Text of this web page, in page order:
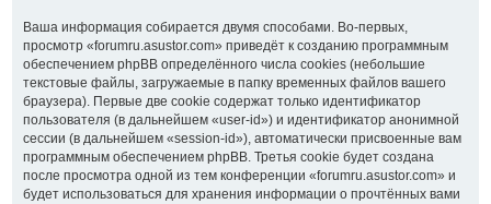
Ваша информация собирается двумя способами. Во-первых,
просмотр «forumru.asustor.com» приведёт к созданию программным
обеспечением phpBB определённого числа cookies (небольшие
текстовые файлы, загружаемые в папку временных файлов вашего
браузера). Первые две cookie содержат только идентификатор
пользователя (в дальнейшем «user-id») и идентификатор анонимной
сессии (в дальнейшем «session-id»), автоматически присвоенные вам
программным обеспечением phpBB. Третья cookie будет создана
после просмотра одной из тем конференции «forumru.asustor.com» и
будет использоваться для хранения информации о прочтённых вами